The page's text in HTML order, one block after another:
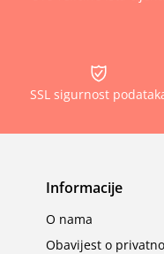
SSL sigurnost
Informacije
O nama
Obavijest o